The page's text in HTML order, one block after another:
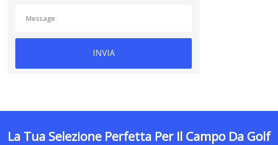
INVIA
La Tua Selezione Perfetta Per Il Campo Da Golf